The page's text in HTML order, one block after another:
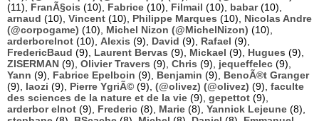
(11), FranÃ§ois (10), Fabrice (10), Filmail (10), babar(10),
arnaud (10), Vincent (10), Philippe Marques (10), Nicolas Andre
(@corpogame) (10), Michel Nizon (@MichelNizon) (10),
arderborelnot (10), Alexis (9), David (9), Rafael (9),
FredericBaud (9), Laurent Bervas (9), Mickael (9), Hugues (9),
ZISERMAN (9), Olivier Travers (9), Chris (9), jequeffelec (9),
Yann (9), Fabrice Epelboin (9), Benjamin (9), BenoÃ®t Granger
(9), laozi (9), Pierre YgriÃ© (9), (@olivez) (@olivez) (9), faculte
des sciences de la nature et de la vie (9), gepettot (9),
arderbor elnot (9), Frederic (8), Marie (8), Yannick Lejeune (8),